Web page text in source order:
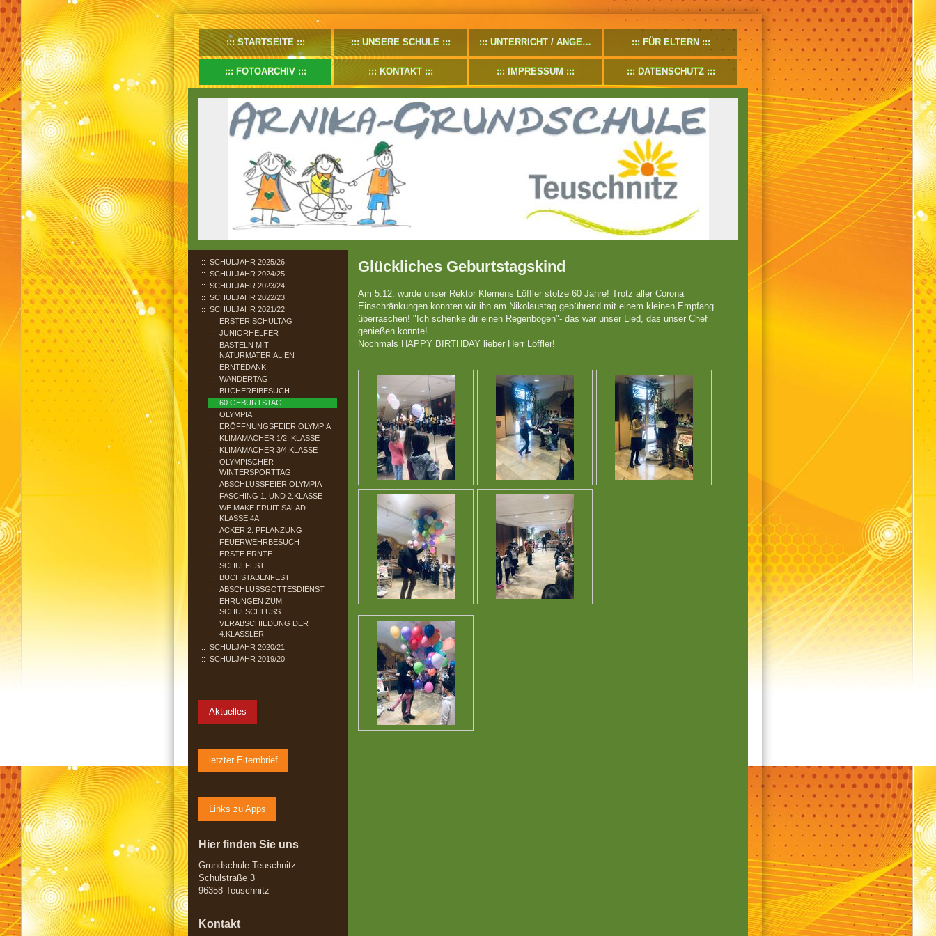
STARTSEITE UNSERE SCHULE UNTERRICHT / ANGEBOTE FÜR ELTERN
FOTOARCHIV KONTAKT IMPRESSUM DATENSCHUTZ
Glückliches Geburtstagskind
Am 5.12. wurde unser Rektor Klemens Löffler stolze 60 Jahre! Trotz aller Corona
Einschränkungen konnten wir ihn am Nikolaustag gebührend mit einem kleinen Empfang
überraschen! "Ich schenke dir einen Regenbogen"- das war unser Lied, das unser Chef
genießen konnte!
Nochmals HAPPY BIRTHDAY lieber Herr Löffler!
SCHULJAHR 2025/26
SCHULJAHR 2024/25
SCHULJAHR 2023/24
SCHULJAHR 2022/23
SCHULJAHR 2021/22
ERSTER SCHULTAG
JUNIORHELFER
BASTELN MIT
NATURMATERIALIEN
ERNTEDANK
WANDERTAG
BÜCHEREIBESUCH
60.GEBURTSTAG
OLYMPIA
ERÖFFNUNGSFEIER OLYMPIA
KLIMAMACHER 1/2. KLASSE
KLIMAMACHER 3/4.KLASSE
OLYMPISCHER
WINTERSPORTTAG
ABSCHLUSSFEIER OLYMPIA
FASCHING 1. UND 2.KLASSE
WE MAKE FRUIT SALAD
KLASSE 4A
ACKER 2. PFLANZUNG
FEUERWEHRBESUCH
ERSTE ERNTE
SCHULFEST
BUCHSTABENFEST
ABSCHLUSSGOTTESDIENST
EHRUNGEN ZUM
SCHULSCHLUSS
VERABSCHIEDUNG DER
4.KLÄSSLER
SCHULJAHR 2020/21
SCHULJAHR 2019/20
Aktuelles
letzter Elternbrief
Links zu Apps
Hier finden Sie uns
Grundschule Teuschnitz
Schulstraße 3
96358 Teuschnitz
Kontakt